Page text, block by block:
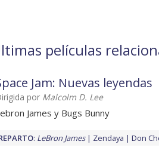
películas
Jam: Nuevas leyendas
por Malcolm D. Lee
James y Bugs Bunny
: LeBron James Zendaya Don